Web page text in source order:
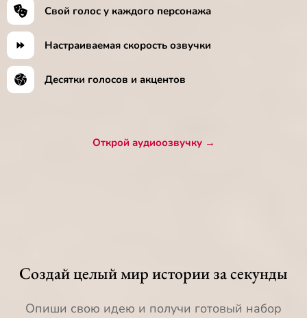
Свой голос у каждого персонажа
Настраиваемая скорость озвучки
Десятки голосов и акцентов
Открой аудиоозвучку →
Создай целый мир истории за секунды
Опиши свою идею и получи готовый набор